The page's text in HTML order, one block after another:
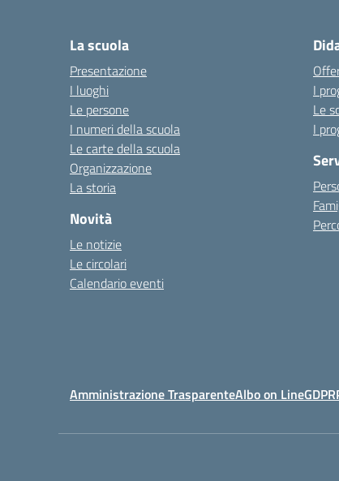
La scuola
Presentazione
I luoghi
Le persone
I numeri della scuola
Le carte della scuola
Organizzazione
La storia
Novità
Le notizie
Le circolari
Calendario eventi
I
Le
I
Amministrazione TrasparenteAlbo on LineGDPR